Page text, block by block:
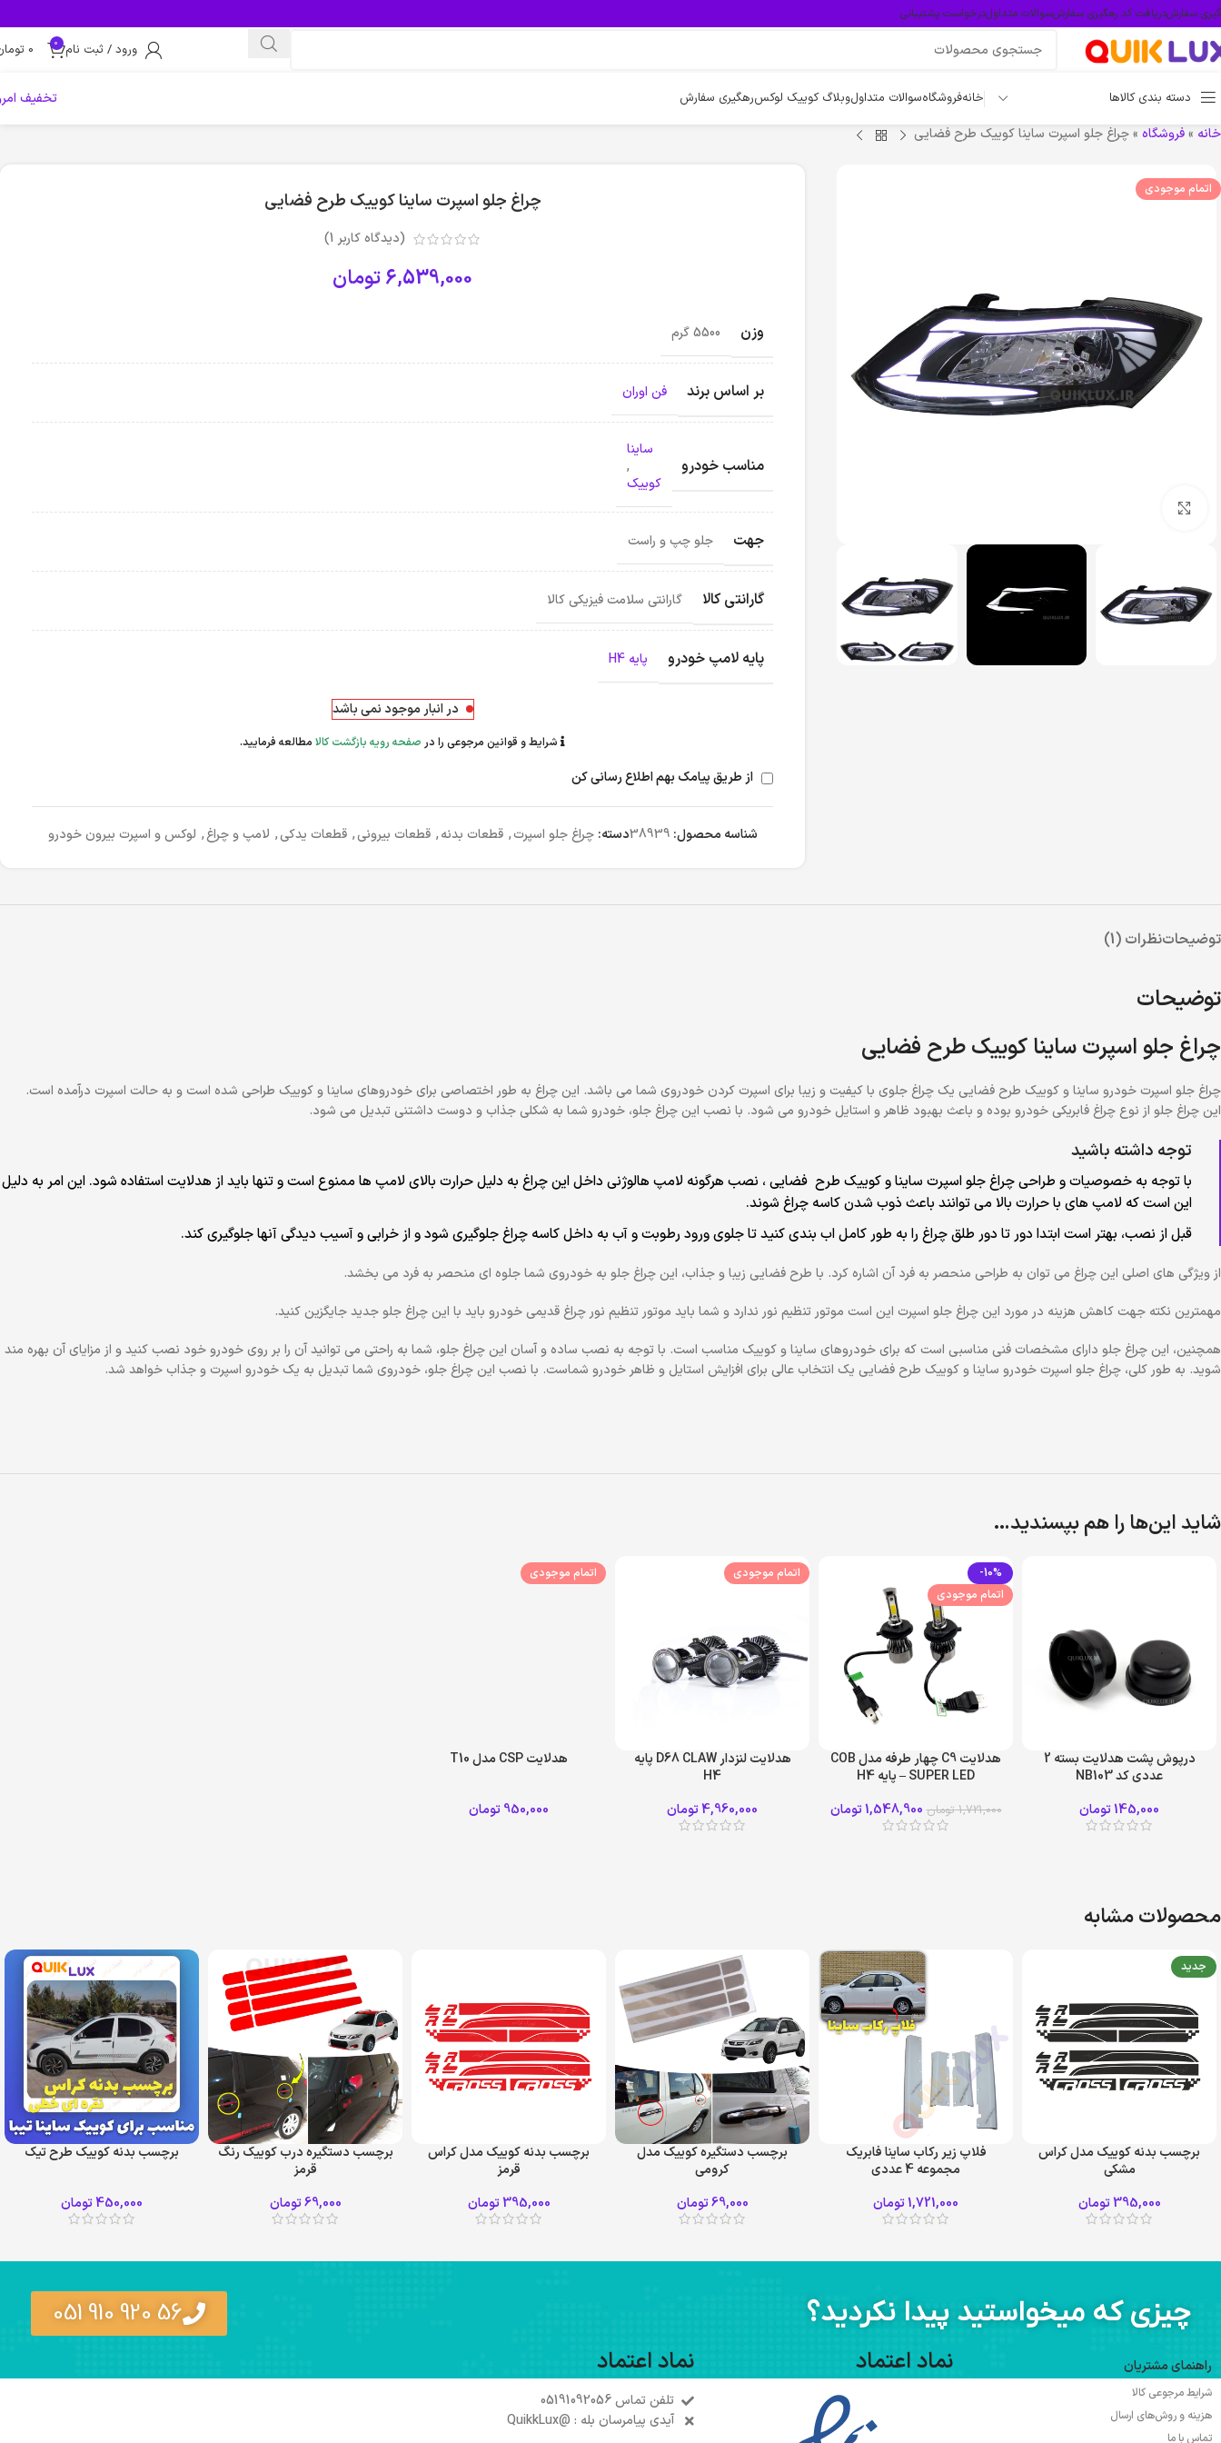
سفارشدریافت کد رهگیری سفارشسوالات متداولدرخواست پشتیبانی
ورود / ثبت نام 0
0
دسته بندی کالاها خانهفروشگاهسوالات متداولوبلاگ کوییک لوکسرهگیری سفارش
تخفیف
خانه »فروشگاه »چراغ جلو اسپرت ساینا کوییک طرح فضایی
اتمام موجودی چراغ جلو اسپرت ساینا کوییک طرح فضایی
(دیدگاه کاربر 1
)
6,539,000تومان
وزن 5500 گرم
بر اساس برند فن اوران
مناسب خودرو
ساینا
,
کوییک
جهت جلو چپ و راست
گارانتی کالا گارانتی سلامت فیزیکی کالا
پایه لامپ خودرو پایه H4
در انبار موجود نمی باشد
شرایط و قوانین مرجوعی را در صفحه رویه بازگشت کالا مطالعه فرمایید.
از طریق پیامک بهم اطلاع رسانی کن
شناسه محصول: 38939دسته: چراغ جلو اسپرت, قطعات بدنه, قطعات بیرونی, قطعات یدکی, لامپ و چراغ, لوکس و اسپرت بیرون خودرو
توضیحاتنظرات (1)
توضیحات
چراغ جلو اسپرت ساینا کوییک طرح فضایی
چراغ جلو اسپرت خودرو ساینا و کوییک طرح فضایی یک چراغ جلوی با کیفیت و زیبا برای اسپرت کردن خودروی شما می باشد. این چراغ به طور اختصاصی برای خودروهای ساینا و کوییک طراحی شده است و به حالت اسپرت درآمده است.
این چراغ جلو از نوع چراغ فابریکی خودرو بوده و باعث بهبود ظاهر و استایل خودرو می شود. با نصب این چراغ جلو، خودرو شما به شکلی جذاب و دوست داشتنی تبدیل می شود.
توجه داشته باشید
با توجه به خصوصیات و طراحی چراغ جلو اسپرت ساینا و کوییک طرح فضایی ، نصب هرگونه لامپ هالوژنی داخل این چراغ به دلیل حرارت بالای لامپ ها ممنوع است و تنها باید از هدلایت استفاده شود. این امر به دلیل
این است که لامپ های با حرارت بالا می توانند باعث ذوب شدن کاسه چراغ شوند.
قبل از نصب، بهتر است ابتدا دور تا دور طلق چراغ را به طور کامل اب بندی کنید تا جلوی ورود رطوبت و آب به داخل کاسه چراغ جلوگیری شود و از خرابی و آسیب دیدگی آنها جلوگیری کند.
از ویژگی های اصلی این چراغ می توان به طراحی منحصر به فرد آن اشاره کرد. با طرح فضایی زیبا و جذاب، این چراغ جلو به خودروی شما جلوه ای منحصر به فرد می بخشد.
مهمترین نکته جهت کاهش هزینه در مورد این چراغ جلو اسپرت این است موتور تنظیم نور ندارد و شما باید موتور تنظیم نور چراغ قدیمی خودرو باید با این چراغ جلو جدید جایگزین کنید.
همچنین، این چراغ جلو دارای مشخصات فنی مناسبی است که برای خودروهای ساینا و کوییک مناسب است. با توجه به نصب ساده و آسان این چراغ جلو، شما به راحتی می توانید آن را بر روی خودرو خود نصب کنید و از مزایای آن بهره مند
شوید. به طور کلی، چراغ جلو اسپرت خودرو ساینا و کوییک طرح فضایی یک انتخاب عالی برای افزایش استایل و ظاهر خودرو شماست. با نصب این چراغ جلو، خودروی شما تبدیل به یک خودرو اسپرت و جذاب خواهد شد.
شاید این‌ها را هم بپسندید…
درپوش پشت هدلایت بسته 2
عددی کد NB103
145,000تومان
-10%
اتمام موجودی
هدلایت C9 چهار طرفه مدل COB
SUPER LED – پایه H4
1,721,000 تومان 1,548,900تومان
اتمام موجودی
هدلایت لنزدار D68 CLAW پایه
H4
4,960,000تومان
اتمام موجودی
هدلایت CSP مدل T10
950,000تومان
محصولات مشابه
جدید
برچسب بدنه کوییک مدل کراس
مشکی
395,000 تومان
فلاپ زیر رکاب ساینا فابریک
مجموعه 4 عددی
1,721,000تومان
برچسب دستگیره کوییک مدل
کرومی
69,000تومان
برچسب بدنه کوییک مدل کراس
قرمز
395,000 تومان
برچسب دستگیره درب کوییک رنگ
قرمز
69,000تومان
برچسب بدنه کوییک طرح تیک
450,000تومان
چیزی که میخواستید پیدا نکردید؟ 56 920 910 051
راهنمای مشتریان
شرایط مرجوعی کالا
هزینه و روش‌های ارسال
تماس با ما
نماد اعتماد نماد اعتماد
تلفن تماس 05191092056
آیدی پیامرسان بله : @QuikkLux